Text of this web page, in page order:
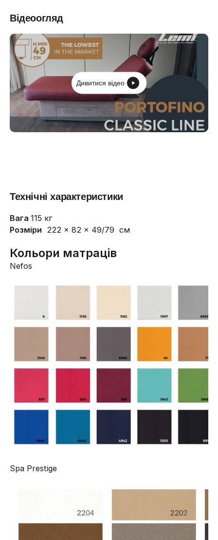
Відеоогляд
Дивитися відео
Технічні характеристики
Вага 115 кг
Розміри 222 × 82 × 49/79 см
Кольори матраців
Nefos
Spa Prestige